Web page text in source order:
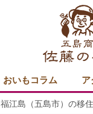
おいもコラム ア
福江島（五島市）の移